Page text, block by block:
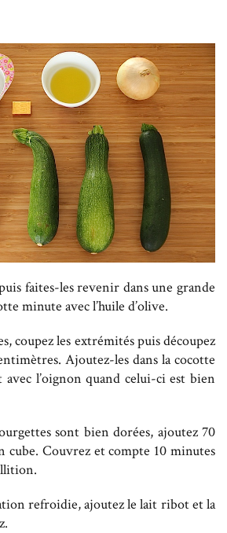
faites-les revenir dans une grande
minute avec l’huile d’olive.
coupez les extrémités puis découpez
Ajoutez-les dans la cocotte
avec l’oignon quand celui-ci est bien
sont bien dorées, ajoutez 70
cube. Couvrez et compte 10 minutes
refroidie, ajoutez le lait ribot et la